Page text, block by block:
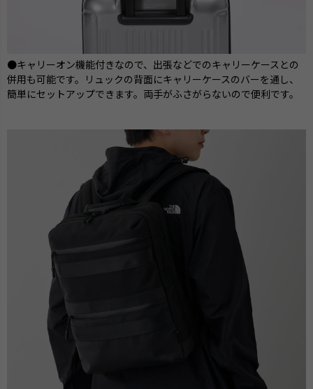
●キャリーオン機能付きなので、出張などでのキャリーケースとの
併用も可能です。リュックの背面にキャリーケースのバーを通し、
簡単にセットアップできます。両手がふさがらないので便利です。